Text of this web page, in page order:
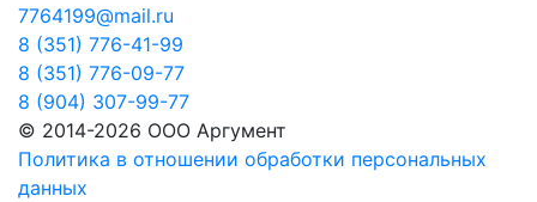
7764199@mail.ru
8 (351) 776-41-99
8 (351) 776-09-77
8 (904) 307-99-77
© 2014-2026 ООО Аргумент
Политика в отношении обработки персональных
данных